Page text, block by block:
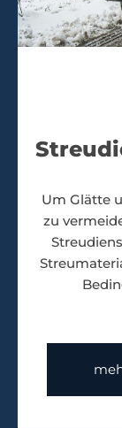
Um Glätte
zu